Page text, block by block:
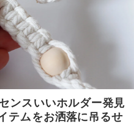
ンスいいホルダー発見
テムをお洒落に吊るせ